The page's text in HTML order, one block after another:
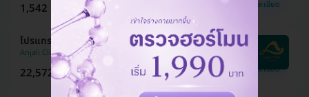
1,542 บาท 15,000 บาท ดูรายละเอียด
โปรแกรมฉีดโบท็อกซ์ 100 ยูนิต (หน้า)
Anjali Clinic
22,572 บาท25,000 บาท ประหยัด 10% ดูรายละเอียด